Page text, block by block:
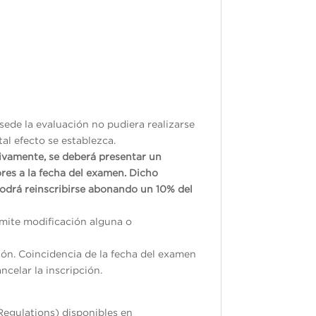
la evaluación no pudiera realizarse
efecto se establezca.
se deberá presentar un
a la fecha del examen. Dicho
reinscribirse abonando un 10% del
modificación alguna o
Coincidencia de la fecha del examen
la inscripción.
disponibles en